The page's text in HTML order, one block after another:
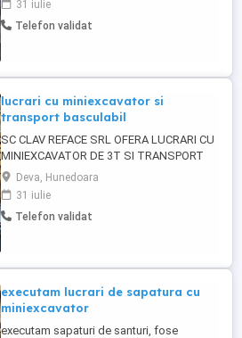
ceramica metalica -montaj tabla cutata -
montaj tabla faltuita -foisoare si terase -
31 iulie
Telefon validat
lucrari cu miniexcavator si
transport basculabil
SC CLAV REFACE SRL OFERA LUCRARI CU
MINIEXCAVATOR DE 3T SI TRANSPORT
CU BASCULANTA -santuri, fundatii,
terasari,canalizare,curent, fose septice -
lucrari de spargere a betonului cu piconul
-scoaterea radacinilor -gropi cu burghiu
Deva, Hunedoara
31 iulie
Telefon validat
executam lucrari de sapatura cu
miniexcavator
executam sapaturi de santuri, fose